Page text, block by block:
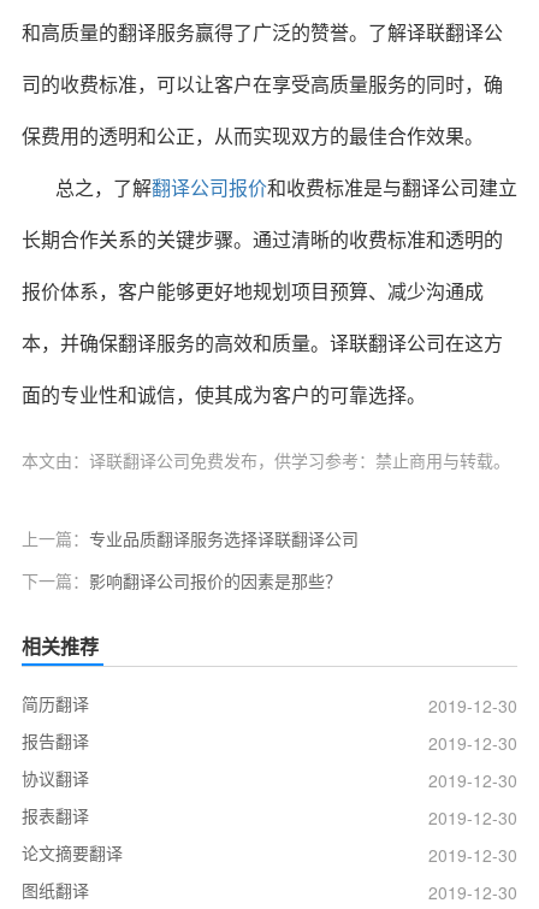
和高质量的翻译服务赢得了广泛的赞誉。了解译联翻译公
司的收费标准，可以让客户在享受高质量服务的同时，确
保费用的透明和公正，从而实现双方的最佳合作效果。
总之，了解翻译公司报价和收费标准是与翻译公司建立
长期合作关系的关键步骤。通过清晰的收费标准和透明的
报价体系，客户能够更好地规划项目预算、减少沟通成
本，并确保翻译服务的高效和质量。译联翻译公司在这方
面的专业性和诚信，使其成为客户的可靠选择。
本文由：译联翻译公司免费发布，供学习参考：禁止商用与转载。
上一篇： 专业品质翻译服务选择译联翻译公司
下一篇： 影响翻译公司报价的因素是那些？
相关推荐
简历翻译
2019-12-30
报告翻译
2019-12-30
协议翻译
2019-12-30
报表翻译
2019-12-30
论文摘要翻译
2019-12-30
图纸翻译
2019-12-30